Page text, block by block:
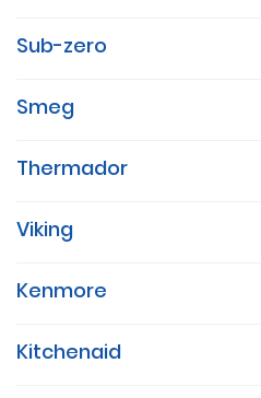
Sub-zero
Smeg
Thermador
Viking
Kenmore
Kitchenaid